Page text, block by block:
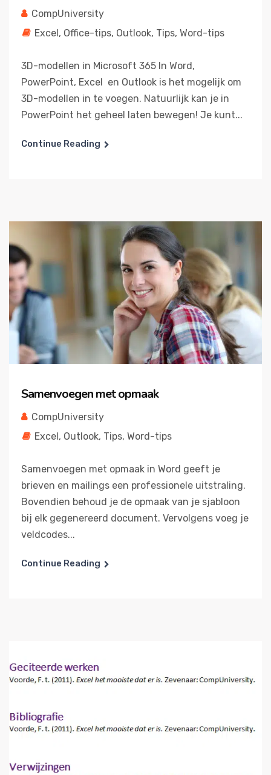
CompUniversity
Excel, Office-tips, Outlook, Tips, Word-tips
3D-modellen in Microsoft 365 In Word,
PowerPoint, Excel en Outlook is het mogelijk om
3D-modellen in te voegen. Natuurlijk kan je in
PowerPoint het geheel laten bewegen! Je kunt...
Continue Reading
Samenvoegen met opmaak
CompUniversity
Excel, Outlook, Tips, Word-tips
Samenvoegen met opmaak in Word geeft je
brieven en mailings een professionele uitstraling.
Bovendien behoud je de opmaak van je sjabloon
bij elk gegenereerd document. Vervolgens voeg je
veldcodes...
Continue Reading